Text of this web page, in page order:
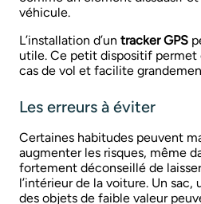
véhicule.
L’installation d’un tracker GPS
utile. Ce petit dispositif permet
cas de vol et facilite
Les erreurs à éviter
Certaines habitudes peuvent
augmenter les risques, même
fortement déconseillé de
l’intérieur de la voiture. Un
des objets de faible valeur